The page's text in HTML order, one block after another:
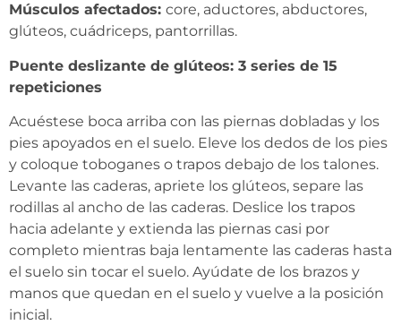
Músculos afectados: core, aductores, abductores,
glúteos, cuádriceps, pantorrillas.
Puente deslizante de glúteos: 3 series de 15
repeticiones
Acuéstese boca arriba con las piernas dobladas y los
pies apoyados en el suelo. Eleve los dedos de los pies
y coloque toboganes o trapos debajo de los talones.
Levante las caderas, apriete los glúteos, separe las
rodillas al ancho de las caderas. Deslice los trapos
hacia adelante y extienda las piernas casi por
completo mientras baja lentamente las caderas hasta
el suelo sin tocar el suelo. Ayúdate de los brazos y
manos que quedan en el suelo y vuelve a la posición
inicial.